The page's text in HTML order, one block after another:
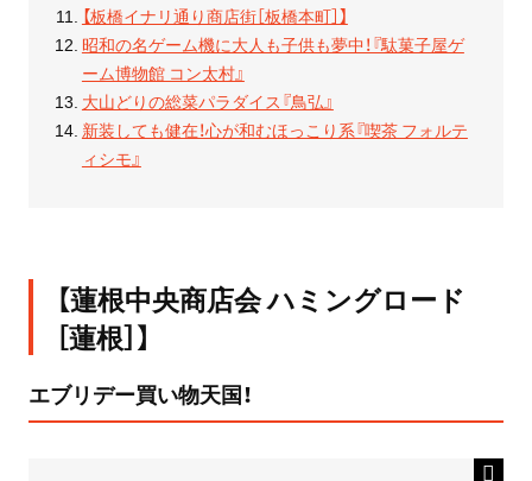
【板橋イナリ通り商店街［板橋本町］】
昭和の名ゲーム機に大人も子供も夢中！『駄菓子屋ゲ
ーム博物館 コン太村』
大山どりの総菜パラダイス『鳥弘』
新装しても健在！心が和むほっこり系『喫茶 フォルテ
ィシモ』
【蓮根中央商店会 ハミングロード
［蓮根］】
エブリデー買い物天国！